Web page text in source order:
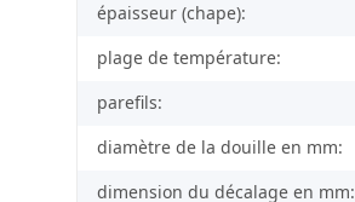
épaisseur (chape):
plage de température:
parefils:
diamètre de la douille en mm:
dimension du décalage en mm: